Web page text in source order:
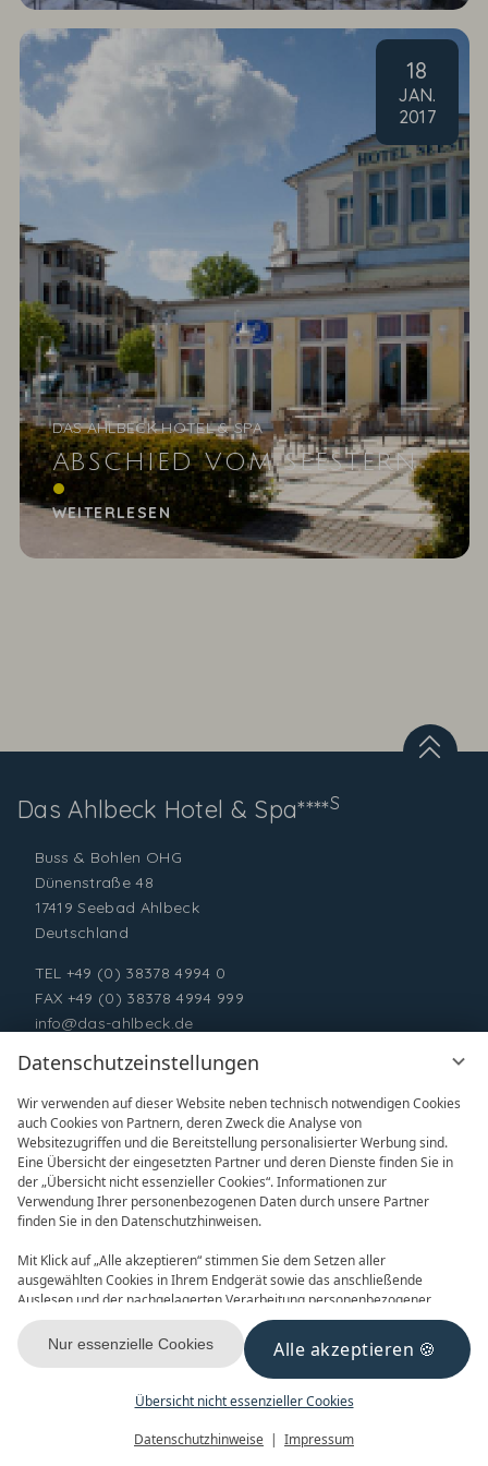
Datenschutzeinstellungen
Wir verwenden auf dieser Website neben technisch notwendigen Cookies
auch Cookies von Partnern, deren Zweck die Analyse von
Websitezugriffen und die Bereitstellung personalisierter Werbung sind.
Eine Übersicht der eingesetzten Partner und deren Dienste finden Sie in
der „Übersicht nicht essenzieller Cookies“. Informationen zur
Verwendung Ihrer personenbezogenen Daten durch unsere Partner
finden Sie in den Datenschutzhinweisen.
Mit Klick auf „Alle akzeptieren“ stimmen Sie dem Setzen aller
ausgewählten Cookies in Ihrem Endgerät sowie das anschließende
Auslesen und der nachgelagerten Verarbeitung personenbezogener
Daten (z.B. Ihrer IP-Adresse) durch uns und unseren Partnern zu. Falls
Sie damit nicht einverstanden sind, klicken Sie bitte auf „Nur essenzielle
Cookies“. Eine individuelle Auswahl können Sie unter „Übersicht nicht
essenzieller Cookies“ tätigen. Sie können Ihre Auswahl im Fußbereich
dieser Website oder in den Datenschutzhinweisen jederzeit aufrufen und
Alle akzeptieren
Nur essenzielle Cookies
Übersicht nicht essenzieller Cookies
Datenschutzhinweise Impressum
GutscheineBuchen
18
JAN.
2017
ABSCHIED VOM SEESTERN
Sie hat nur einen großen Wunsch: Die Klinke vom
Haupteingang des Seesterns, die möchte Petra
Rossow gern...
DAS AHLBECK HOTEL & SPA
WEITERLESEN
Das Ahlbeck Hotel & Spa****S
Buss & Bohlen OHG
Dünenstraße 48
17419 Seebad Ahlbeck
Deutschland
TEL +49 (0) 38378 4994 0
FAX +49 (0) 38378 4994 999
info@das-ahlbeck.de
ONLINE BUCHEN ANFRAGEN
GUTSCHEINE NEWSLETTER